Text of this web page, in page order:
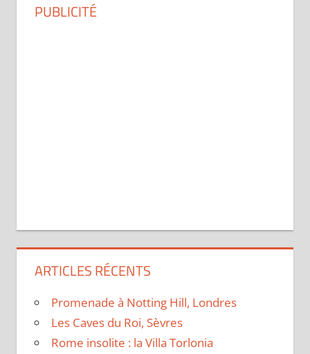
PUBLICITÉ
ARTICLES RÉCENTS
Promenade à Notting Hill, Londres
Les Caves du Roi, Sèvres
Rome insolite : la Villa Torlonia